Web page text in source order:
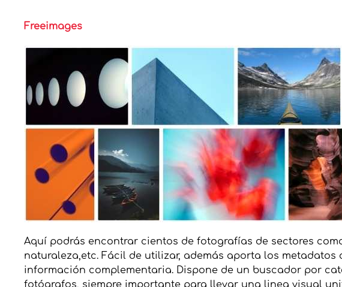
Freeimages
Aquí podrás encontrar cientos de fotografías de sectores
naturaleza,etc. Fácil de utilizar, además aporta los metadatos
información complementaria. Dispone de un buscador por
fotógrafos, siempre importante para llevar una linea visual